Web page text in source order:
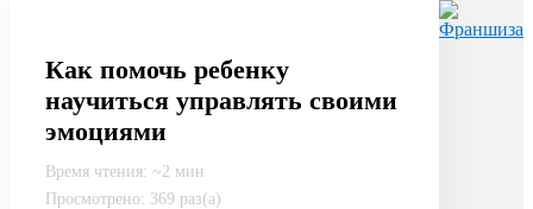
Как помочь ребенку
научиться управлять своими
эмоциями
Время чтения: ~2 мин
Просмотрено: 369 раз(а)